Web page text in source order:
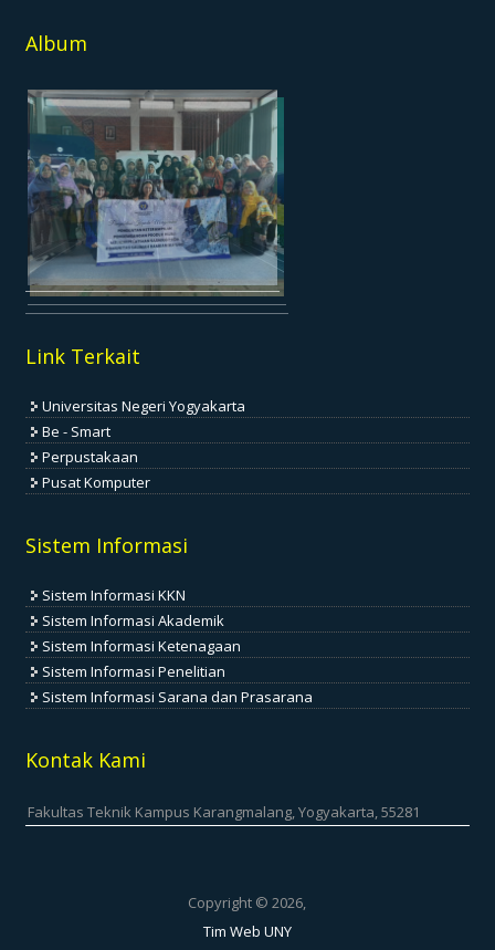
Album
Link Terkait
Universitas Negeri Yogyakarta
Be - Smart
Perpustakaan
Pusat Komputer
Sistem Informasi
Sistem Informasi KKN
Sistem Informasi Akademik
Sistem Informasi Ketenagaan
Sistem Informasi Penelitian
Sistem Informasi Sarana dan Prasarana
Kontak Kami
Fakultas Teknik Kampus Karangmalang, Yogyakarta, 55281
Copyright © 2026,
Tim Web UNY